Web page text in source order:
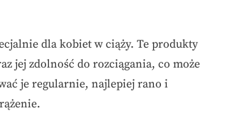
dla kobiet w ciąży. Te produkty
jej zdolność do rozciągania, co może
je regularnie, najlepiej rano i